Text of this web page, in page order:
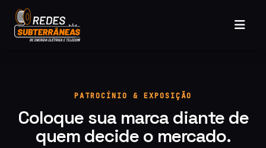
PATROCÍNIO & EXPOSIÇÃO
Coloque sua marca diante de
quem decide o mercado.